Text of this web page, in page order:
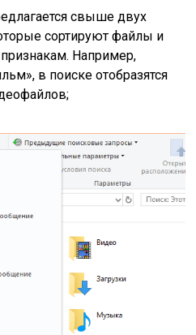
свыше двух
сортируют файлы и
Например,
в поиске отобразятся